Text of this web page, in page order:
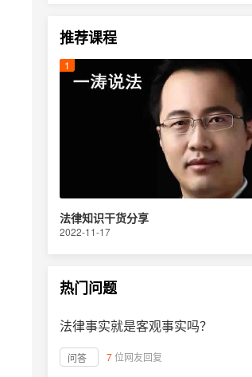
推荐课程
法律知识干货分享
2022-11-17
热门问题
法律事实就是客观事实吗？
问答 7位网友回复